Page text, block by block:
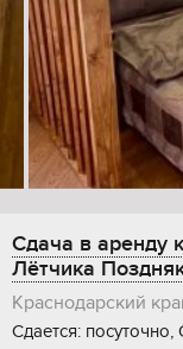
Сдача в аренду
Лётчика
Краснодарский
Сдается: